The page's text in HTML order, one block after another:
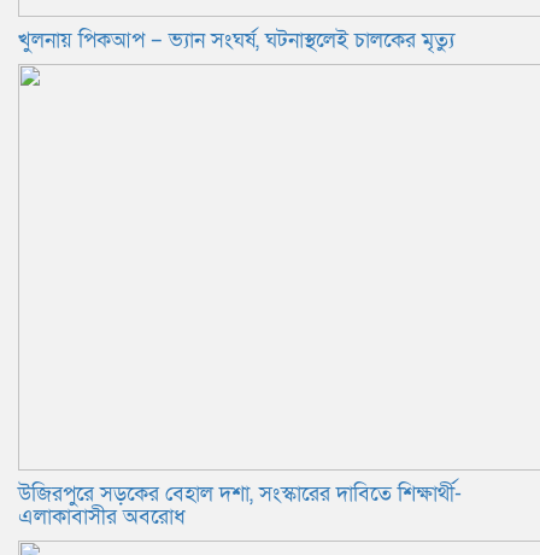
খুলনায় পিকআপ – ভ্যান সংঘর্ষ, ঘটনাস্থলেই চালকের মৃত্যু
উজিরপুরে সড়কের বেহাল দশা, সংস্কারের দাবিতে শিক্ষার্থী-
এলাকাবাসীর অবরোধ